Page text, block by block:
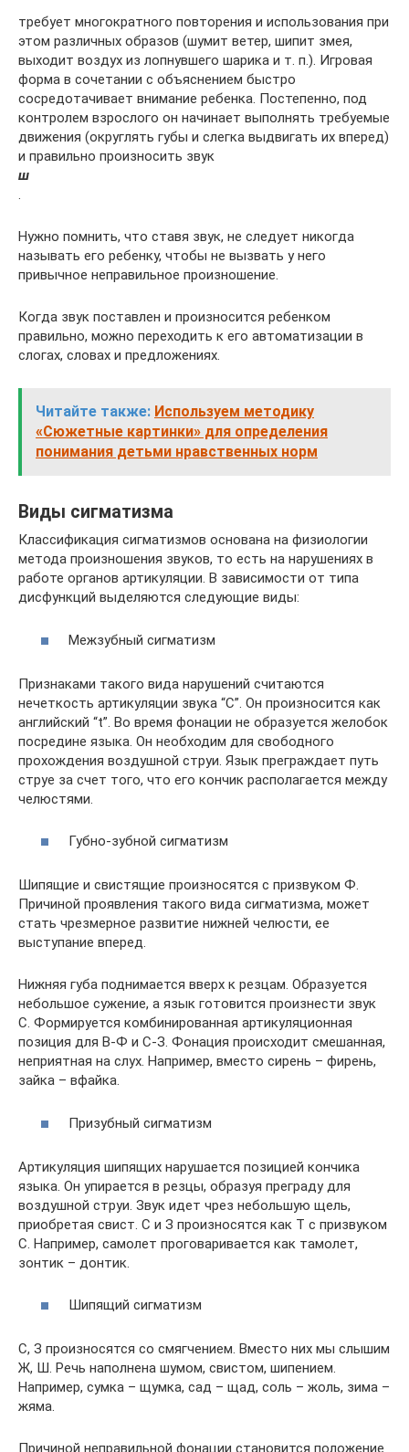
требует многократного повторения и использования при
этом различных образов (шумит ветер, шипит змея,
выходит воздух из лопнувшего шарика и т. п.). Игровая
форма в сочетании с объяснением быстро
сосредотачивает внимание ребенка. Постепенно, под
контролем взрослого он начинает выполнять требуемые
движения (округлять губы и слегка выдвигать их вперед)
и правильно произносить звук
ш
.
Нужно помнить, что ставя звук, не следует никогда
называть его ребенку, чтобы не вызвать у него
привычное неправильное произношение.
Когда звук поставлен и произносится ребенком
правильно, можно переходить к его автоматизации в
слогах, словах и предложениях.
Читайте также: Используем методику
«Сюжетные картинки» для определения
понимания детьми нравственных норм
Виды сигматизма
Классификация сигматизмов основана на физиологии
метода произношения звуков, то есть на нарушениях в
работе органов артикуляции. В зависимости от типа
дисфункций выделяются следующие виды:
Межзубный сигматизм
Признаками такого вида нарушений считаются
нечеткость артикуляции звука “С”. Он произносится как
английский “t”. Во время фонации не образуется желобок
посредине языка. Он необходим для свободного
прохождения воздушной струи. Язык преграждает путь
струе за счет того, что его кончик располагается между
челюстями.
Губно-зубной сигматизм
Шипящие и свистящие произносятся с призвуком Ф.
Причиной проявления такого вида сигматизма, может
стать чрезмерное развитие нижней челюсти, ее
выступание вперед.
Нижняя губа поднимается вверх к резцам. Образуется
небольшое сужение, а язык готовится произнести звук
С. Формируется комбинированная артикуляционная
позиция для В-Ф и С-З. Фонация происходит смешанная,
неприятная на слух. Например, вместо сирень – фирень,
зайка – вфайка.
Призубный сигматизм
Артикуляция шипящих нарушается позицией кончика
языка. Он упирается в резцы, образуя преграду для
воздушной струи. Звук идет чрез небольшую щель,
приобретая свист. С и З произносятся как Т с призвуком
С. Например, самолет проговаривается как тамолет,
зонтик – донтик.
Шипящий сигматизм
С, З произносятся со смягчением. Вместо них мы слышим
Ж, Ш. Речь наполнена шумом, свистом, шипением.
Например, сумка – щумка, сад – щад, соль – жоль, зима –
жяма.
Причиной неправильной фонации становится положение